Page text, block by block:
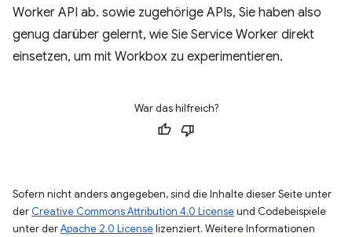
Worker API ab. sowie zugehörige APIs, Sie haben also
genug darüber gelernt, wie Sie Service Worker direkt
einsetzen, um mit Workbox zu experimentieren.
War das hilfreich?
Sofern nicht anders angegeben, sind die Inhalte dieser Seite unter
der Creative Commons Attribution 4.0 Licenseund Codebeispiele
unter derApache 2.0 Licenselizenziert. Weitere Informationen